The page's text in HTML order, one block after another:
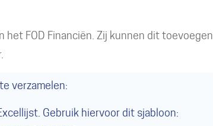
het FOD Financiën. Zij kunnen dit toevoegen
verzamelen:
Gebruik hiervoor dit sjabloon: